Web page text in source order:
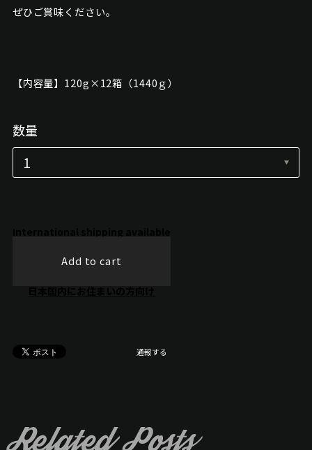
ぜひご賞味ください。
【内容量】120g×12箱（1440ｇ）
数量
Add to cart
通報する